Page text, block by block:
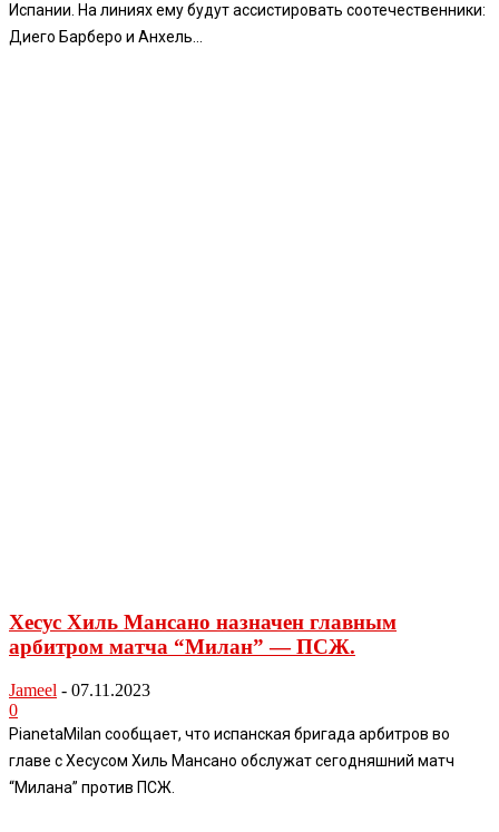
Испании. На линиях ему будут ассистировать соотечественники:
Диего Барберо и Анхель...
Хесус Хиль Мансано назначен главным
арбитром матча “Милан” — ПСЖ.
Jameel - 07.11.2023
0
PianetaMilan сообщает, что испанская бригада арбитров во
главе с Хесусом Хиль Мансано обслужат сегодняшний матч
“Милана” против ПСЖ.